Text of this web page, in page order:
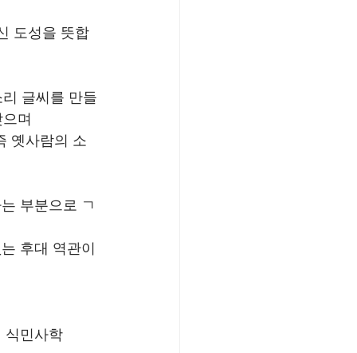
도성을 뜻합
글씨를 만들
며
옛사람의 소
부분으로 ㄱ
후대 역관이
식민사학